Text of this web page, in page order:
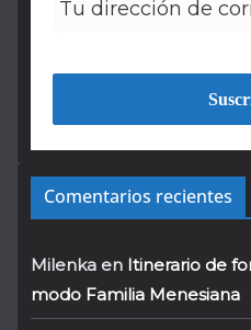
Comentarios recientes
Milenka en Itinerario de
modo Familia Menesiana